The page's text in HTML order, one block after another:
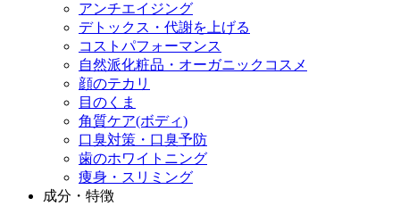
アンチエイジング
デトックス・代謝を上げる
コストパフォーマンス
自然派化粧品・オーガニックコスメ
顔のテカリ
目のくま
角質ケア(ボディ)
口臭対策・口臭予防
歯のホワイトニング
痩身・スリミング
成分・特徴